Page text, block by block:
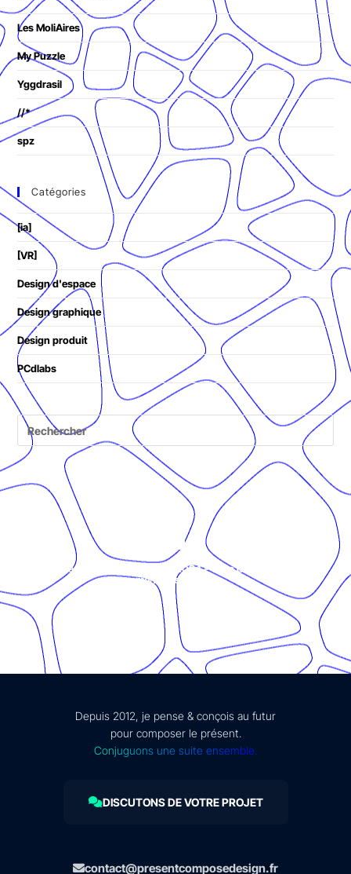
Les MoliAires
My Puzzle
Yggdrasil
//*
spz
Catégories
[ia]
[VR]
Design d'espace
Design graphique
Design produit
PCdlabs
© Présent Composé design - 2024 - Tous droits réservés -
mentions légales
Depuis 2012, je pense & conçois au futur
pour composer le présent.
Conjuguons une suite ensemble.
DISCUTONS DE VOTRE PROJET
contact@presentcomposedesign.fr